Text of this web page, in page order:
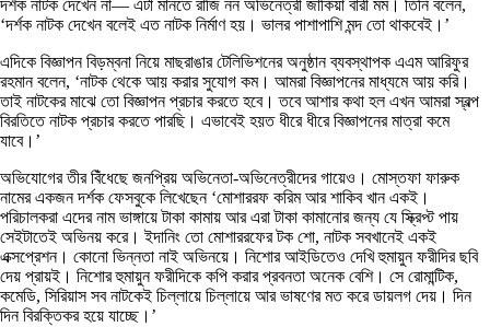
দর্শক নাটক দেখেন না— এটা মানতে রাজি নন অভিনেত্রী জাকিয়া বারী মম। তিনি বলেন,
‘দর্শক নাটক দেখেন বলেই এত নাটক নির্মাণ হয়। ভালর পাশাপাশি মন্দ তো থাকবেই।’
এদিকে বিজ্ঞাপন বিড়ম্বনা নিয়ে মাছরাঙার টেলিভিশনের অনুষ্ঠান ব্যবস্থাপক এএম আরিফুর
রহমান বলেন, ‘নাটক থেকে আয় করার সুযোগ কম। আমরা বিজ্ঞাপনের মাধ্যমে আয় করি।
তাই নাটকের মাঝে তো ‍বিজ্ঞাপন প্রচার করতে হবে। তবে আশার কথা হল এখন আমরা স্বল্প
বিরতিতে নাটক প্রচার করতে পারছি। এভাবেই হয়ত ধীরে ধীরে বিজ্ঞাপনের মাত্রা কমে
যাবে।’
অভিযোগের তীর বিঁধেছে জনপ্রিয় অভিনেতা-অভিনেত্রীদের গায়েও। মোস্তফা ফারুক
নামের একজন দর্শক ফেসবুকে লিখেছেন ‘মোশাররফ করিম আর শাকিব খান একই।
পরিচালকরা এদের নাম ভাঙ্গায়ে টাকা কামায় আর এরা টাকা কামানোর জন্য যে স্ক্রিপ্ট পায়
সেইটাতেই অভিনয় করে। ইদানিং তো মোশাররফের টক শো, নাটক সবখানেই একই
এক্সপ্রেশন। কোনো ভিন্নতা নাই অভিনয়ে। নিশোর আইডিতেও দেখি হুমায়ুন ফরীদির ছবি
দেয় প্রায়ই। নিশোর হুমায়ুন ফরীদিকে কপি করার প্রবনতা অনেক বেশি। সে রোমান্টিক,
কমেডি, সিরিয়াস সব নাটকেই চিল্লায়ে চিল্লায়ে আর ভাষণের মত করে ডায়লগ দেয়। দিন
দিন বিরক্তিকর হয়ে যাচ্ছে।’